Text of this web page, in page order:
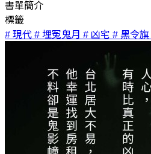
書單簡介
標籤
# 現代 # 埋冤鬼月 # 凶宅 # 黑令旗